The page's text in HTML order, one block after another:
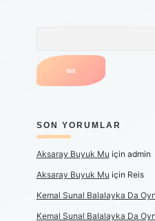
SON YORUMLAR
Aksaray Buyuk Mu için admin
Aksaray Buyuk Mu için Reis
Kemal Sunal Balalayka Da
Kemal Sunal Balalayka Da